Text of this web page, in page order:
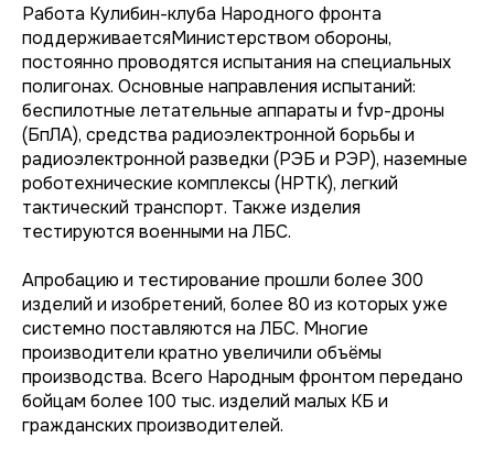
Работа Кулибин-клуба Народного фронта
поддерживаетсяМинистерством обороны,
постоянно проводятся испытания на специальных
полигонах. Основные направления испытаний:
беспилотные летательные аппараты и fvp-дроны
(БпЛА), средства радиоэлектронной борьбы и
радиоэлектронной разведки (РЭБ и РЭР), наземные
роботехнические комплексы (НРТК), легкий
тактический транспорт. Также изделия
тестируются военными на ЛБС.
Апробацию и тестирование прошли более 300
изделий и изобретений, более 80 из которых уже
системно поставляются на ЛБС. Многие
производители кратно увеличили объёмы
производства. Всего Народным фронтом передано
бойцам более 100 тыс. изделий малых КБ и
гражданских производителей.